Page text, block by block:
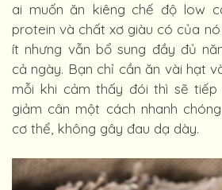
ai muốn ăn kiêng chế độ low
protein và chất xơ giàu có của
ít nhưng vẫn bổ sung đầy đủ
cả ngày. Bạn chỉ cần ăn vài hạt
mỗi khi cảm thấy đói thì sẽ
giảm cân một cách nhanh
cơ thể, không gây đau dạ dày.